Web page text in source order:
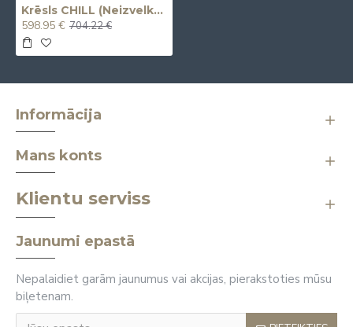
Krēsls CHILL (Neizvelkams) (Atpūtas)
598.95 € 704.22 €
Informācija
Mans konts
Klientu serviss
Jaunumi epastā
Nepalaidiet garām jaunumus vai akcijas, pierakstoties mūsu
biļetenam.